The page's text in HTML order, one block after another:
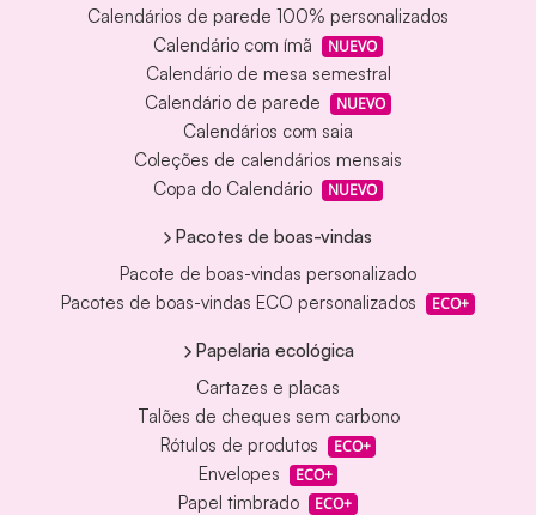
Calendários de parede 100% personalizados
Calendário com ímã
NUEVO
Calendário de mesa semestral
Calendário de parede
NUEVO
Calendários com saia
Coleções de calendários mensais
Copa do Calendário
NUEVO
Pacotes de boas-vindas
Pacote de boas-vindas personalizado
Pacotes de boas-vindas ECO personalizados
ECO+
Papelaria ecológica
Cartazes e placas
Talões de cheques sem carbono
Rótulos de produtos
ECO+
Envelopes ECO+
Papel timbrado ECO+